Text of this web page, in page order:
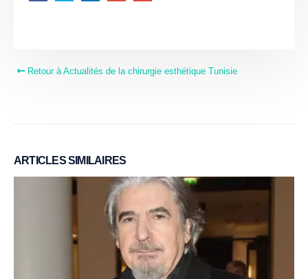
Retour à Actualités de la chirurgie esthétique Tunisie
ARTICLESSIMILAIRES